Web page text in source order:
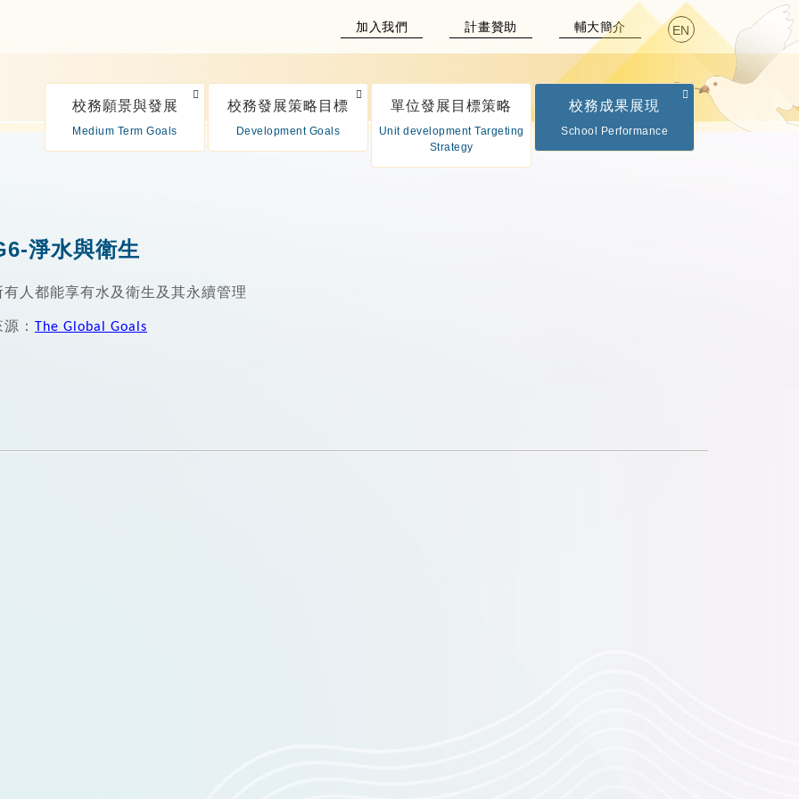
加入我們 計畫贊助 輔大簡介 EN
校務願景與發展
Medium Term Goals
校務發展策略目標
Development Goals
單位發展目標策略
Unit development Targeting
Strategy
校務成果展現
School Performance
淨水與衛生
有人都能享有水及衛生及其永續管理
： The Global Goals